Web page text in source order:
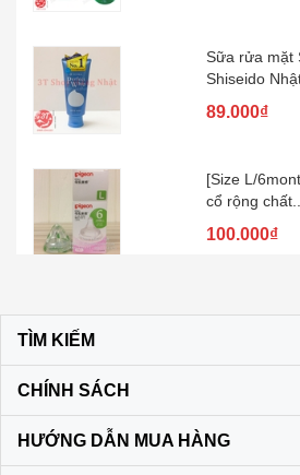
Sữa rửa mặt
Shiseido
89.000₫
[Size L/
cổ rộng chất...
100.000₫
Nhật Bản
Son dưỡng
màu vàng
TÌM KIẾM
CHÍNH SÁCH
HƯỚNG DẪN MUA HÀNG